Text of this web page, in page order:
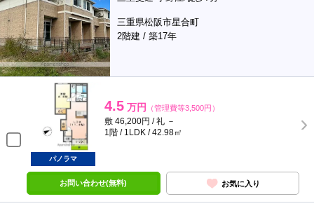
三重県松阪市星合町
2階建 / 築17年
4.5 万円 （管理費等3,500円）
敷 46,200円 / 礼 －
1階 / 1LDK / 42.98㎡
パノラマ
お問い合わせ(無料) お気に入り